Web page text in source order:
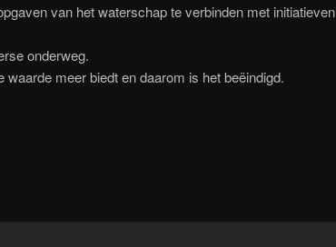
van het waterschap te verbinden met initiatieven
onderweg.
meer biedt en daarom is het beëindigd.